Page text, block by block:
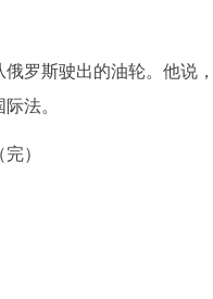
罗斯驶出的油轮。他说，
法。
）